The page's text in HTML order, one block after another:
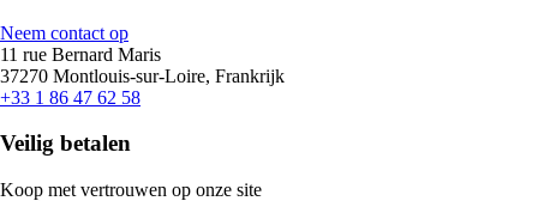
Neem contact op
11 rue Bernard Maris
37270 Montlouis-sur-Loire, Frankrijk
+33 1 86 47 62 58
Veilig betalen
Koop met vertrouwen op onze site